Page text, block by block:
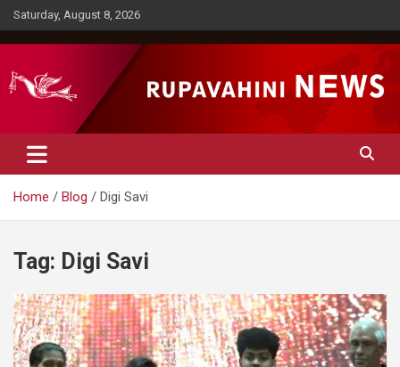
Skip
to
content
Saturday, August 8, 2026
Rupavahini News
Home Blog Digi Savi
Tag: Digi Savi